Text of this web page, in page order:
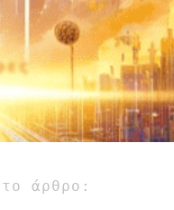
άρθρο: